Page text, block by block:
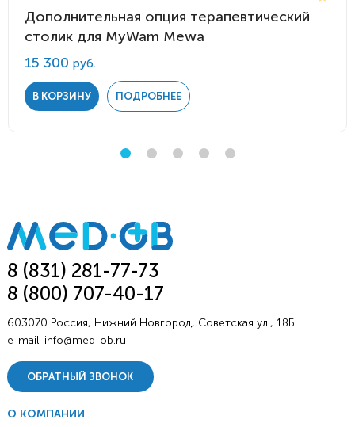
Дополнительная опция терапевтический
столик для MyWam Mewa
15 300 руб.
В КОРЗИНУ ПОДРОБНЕЕ
8 (831) 281-77-73
8 (800) 707-40-17
603070 Россия, Нижний Новгород, Советская ул., 18Б
e-mail: info@med-ob.ru
ОБРАТНЫЙ ЗВОНОК
О КОМПАНИИ